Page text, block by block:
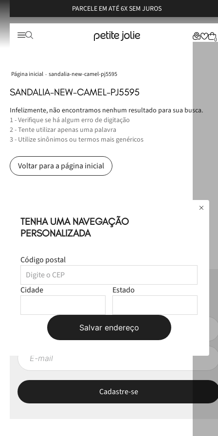
PARCELE EM ATÉ 6X SEM JUROS
TENHA UMA NAVEGAÇÃO
PERSONALIZADA
Código postal
Cidade Estado
Salvar endereço
0
sandalia-new-camel-pj5595
SANDALIA-NEW-CAMEL-PJ5595
Infelizmente, não encontramos nenhum resultado para sua busca.
1 - Verifique se há algum erro de digitação
2 - Tente utilizar apenas uma palavra
3 - Utilize sinônimos ou termos mais genéricos
Voltar para a página inicial
NEWSLETTER